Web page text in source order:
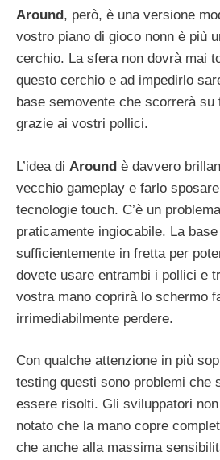
Around , però, è una versione
vostro piano di gioco nonn è più
cerchio. La sfera non dovrà mai
questo cerchio e ad impedirlo
base semovente che scorrerà
grazie ai vostri pollici.
L’idea di Around è davvero
vecchio gameplay e farlo
tecnologie touch. C’è un
praticamente ingiocabile. La
sufficientemente in fretta per
dovete usare entrambi i pollici e
vostra mano coprirà lo schermo
irrimediabilmente perdere.
Con qualche attenzione in più
testing questi sono problemi che
essere risolti. Gli sviluppatori
notato che la mano copre
che anche alla massima